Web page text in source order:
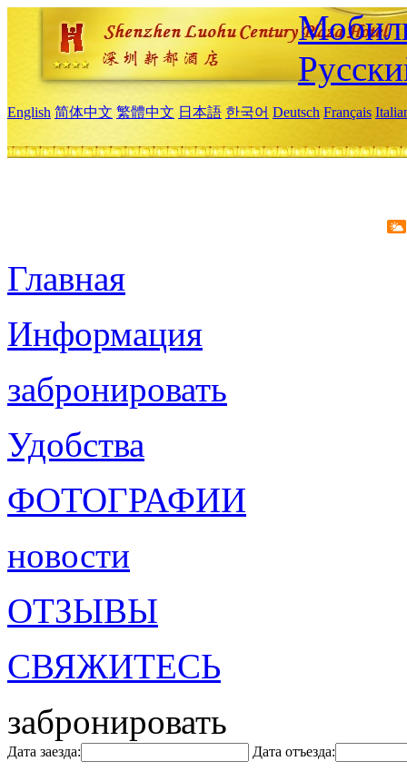
English 简体中文 繁體中文 日本語 한국어 Deutsch Français
Главная
Информация
забронировать
Удобства
ФОТОГРАФИИ
новости
ОТЗЫВЫ
СВЯЖИТЕСЬ
забронировать
Дата заезда: Дата отъезда: